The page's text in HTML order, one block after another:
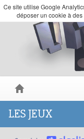
Ce site utilise Google
déposer un cookie à
LES JEUX